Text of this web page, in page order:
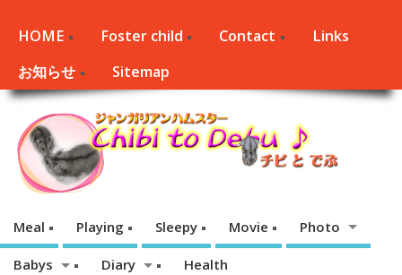
HOME Foster child Contact
Links
お知らせ
Sitemap
Meal Playing Sleepy Movie Photo
Babys Diary Health